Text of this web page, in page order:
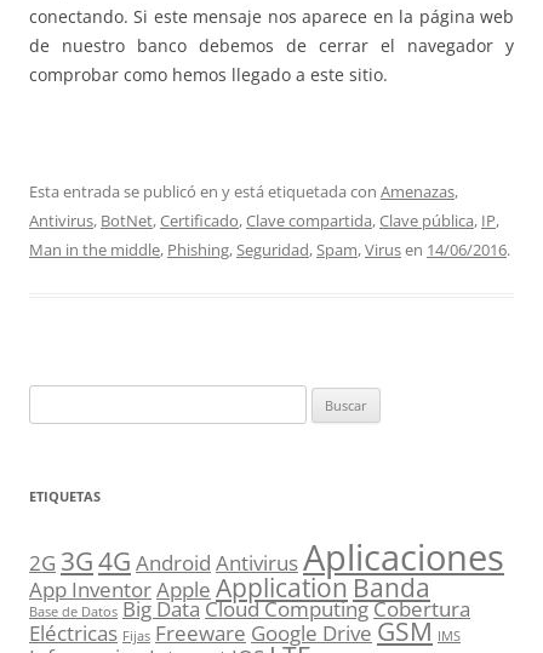
conectando. Si este mensaje nos aparece en la página web
de nuestro banco debemos de cerrar el navegador y
comprobar como hemos llegado a este sitio.
Esta entrada se publicó en y está etiquetada con Amenazas,
Antivirus, BotNet,Certificado,Clave compartida,Clave pública, IP,
Man in the middle, Phishing, Seguridad, Spam,Virusen 14/06/2016.
ETIQUETAS
2G 3G4G Android AntivirusAplicaciones
App InventorApple ApplicationBanda
Base de Datos Big DataCloud ComputingCobertura
Eléctricas Fijas Freeware Google Drive GSM IMS